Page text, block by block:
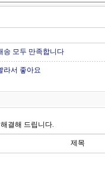
송 모두 만족합니다
라서 좋아요
결해 드립니다.
제목